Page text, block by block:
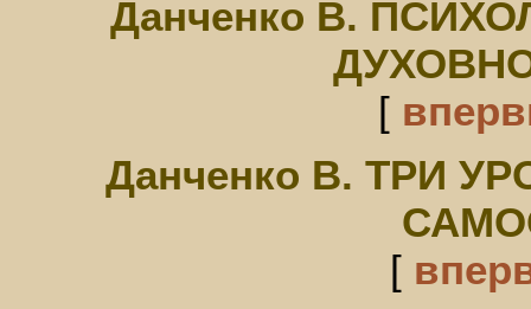
Данченко В.
[
Данченко В. ТРИ
[